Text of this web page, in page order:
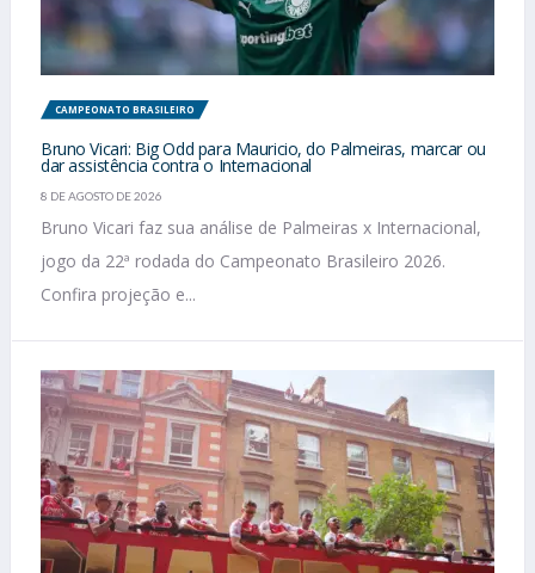
CAMPEONATO BRASILEIRO
Bruno Vicari: Big Odd para Mauricio, do Palmeiras, marcar ou
dar assistência contra o Internacional
8 DE AGOSTO DE 2026
Bruno Vicari faz sua análise de Palmeiras x Internacional,
jogo da 22ª rodada do Campeonato Brasileiro 2026.
Confira projeção e...